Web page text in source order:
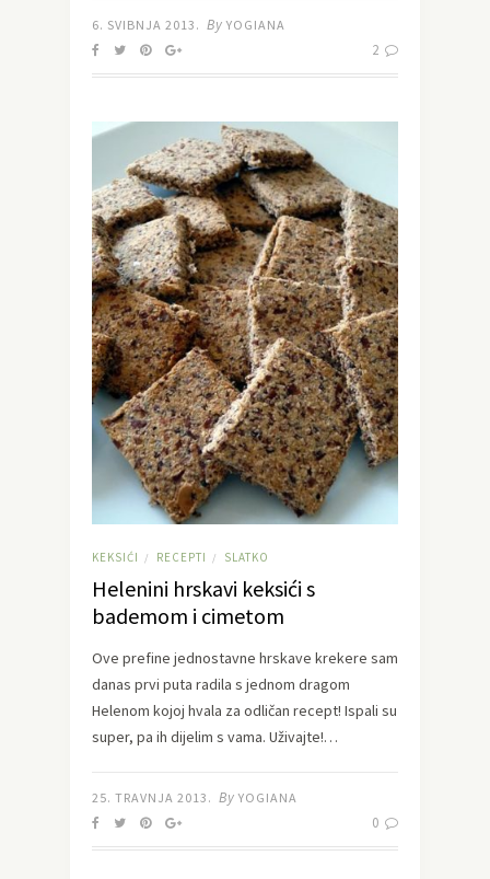
6. SVIBNJA 2013. By YOGIANA
2
KEKSIĆI / RECEPTI / SLATKO
Helenini hrskavi keksići s
bademom i cimetom
Ove prefine jednostavne hrskave krekere sam
danas prvi puta radila s jednom dragom
Helenom kojoj hvala za odličan recept! Ispali su
super, pa ih dijelim s vama. Uživajte!…
25. TRAVNJA 2013. By YOGIANA
0